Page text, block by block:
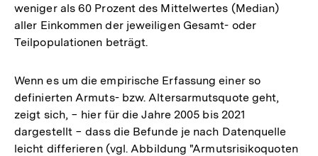
weniger als 60 Prozent des Mittelwertes (Median)
aller Einkommen der jeweiligen Gesamt- oder
Teilpopulationen beträgt.
Wenn es um die empirische Erfassung einer so
definierten Armuts- bzw. Altersarmutsquote geht,
zeigt sich, − hier für die Jahre 2005 bis 2021
dargestellt − dass die Befunde je nach Datenquelle
leicht differieren (vgl. Abbildung "Armutsrisikoquoten